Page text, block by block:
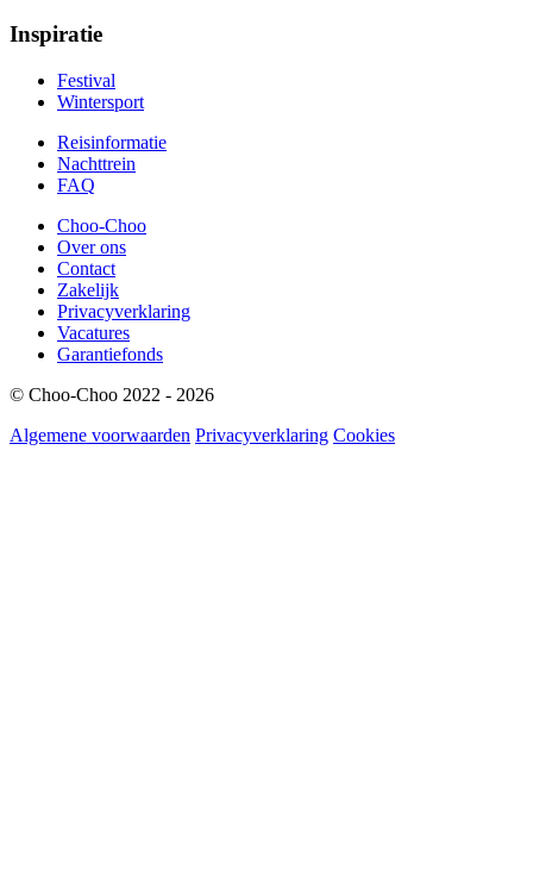
Inspiratie
Festival
Wintersport
Reisinformatie
Nachttrein
FAQ
Choo-Choo
Over ons
Contact
Zakelijk
Privacyverklaring
Vacatures
Garantiefonds
© Choo-Choo 2022 - 2026
Algemene voorwaarden Privacyverklaring Cookies